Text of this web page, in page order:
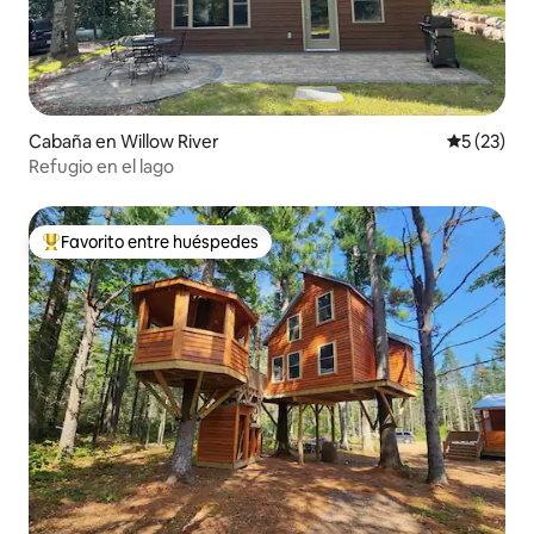
Cabaña en Willow River
5 (23)
Refugio en el lago
Favorito entre huéspedes preferido
Favorito entre huéspedes